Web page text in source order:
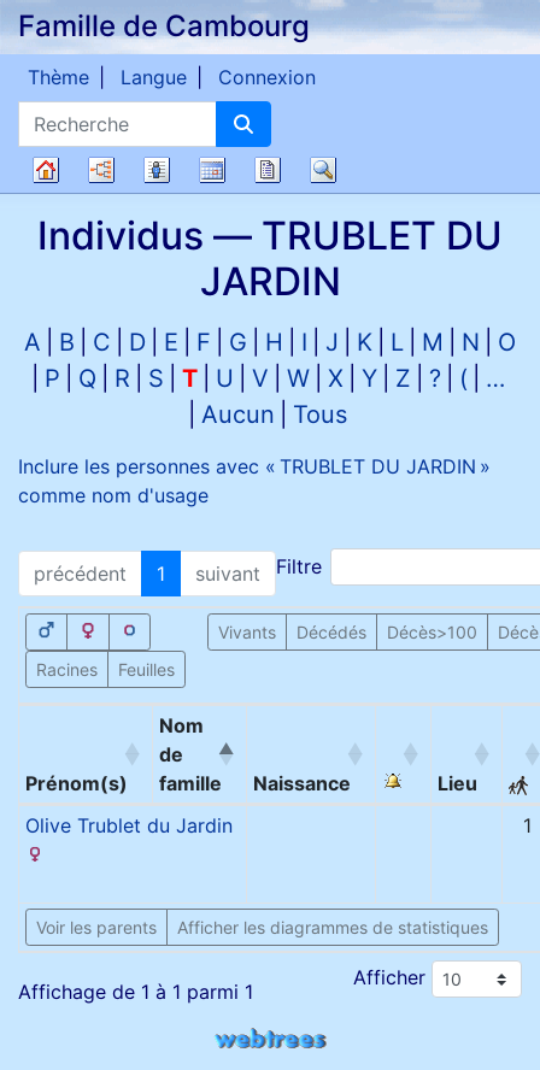
Passer au contenu
Famille de Cambourg
Recherche
Thème Langue Connexion
généalogique
Diagrammes
Listes CalendrierRapports
Individus — TRUBLET DU
JARDIN
A B C D E F G H I J K L M N
O
P
Q R S T U V W X Y Z ? (
…
Aucun
Tous
Inclure les personnes avec « TRUBLET DU JARDIN »
comme nom d'usage
précédent 1 suivant Filtre
Vivants Décédés Décès>100
Racines
Feuilles
Prénom(s)
Nom
de
famille
Naissance
Lieu
Olive Trublet du Jardin 1
Voir les parents Afficher les diagrammes de statistiques
Affichage de 1 à 1 parmi 1
Afficher